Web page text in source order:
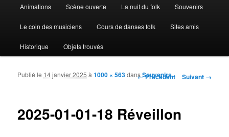
Animations Scène ouverte La nuit du folk Souvenirs
Le coin des musiciens Cours de danses folk Sites amis
Historique Objets trouvés
Navigation des images
← Précédent Suivant →
2025-01-01-18 Réveillon
Publié le 14 janvier 2025 à1000 × 563dansSouvenirs